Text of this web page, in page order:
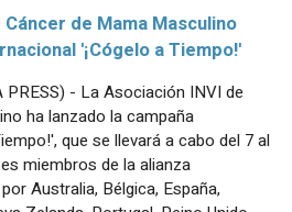
de Mama Masculino
'¡Cógelo a Tiempo!'
PRESS) - La Asociación INVI de
ha lanzado la campaña
que se llevará a cabo del 7 al
miembros de la alianza
Australia, Bélgica, España,